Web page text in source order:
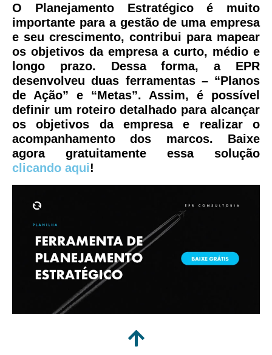
O Planejamento Estratégico é muito
importante para a gestão de uma empresa
e seu crescimento, contribui para mapear
os objetivos da empresa a curto, médio e
longo prazo. Dessa forma, a EPR
desenvolveu duas ferramentas – “Planos
de Ação” e “Metas”. Assim, é possível
definir um roteiro detalhado para alcançar
os objetivos da empresa e realizar o
acompanhamento dos marcos. Baixe
agora gratuitamente essa solução
clicando aqui!